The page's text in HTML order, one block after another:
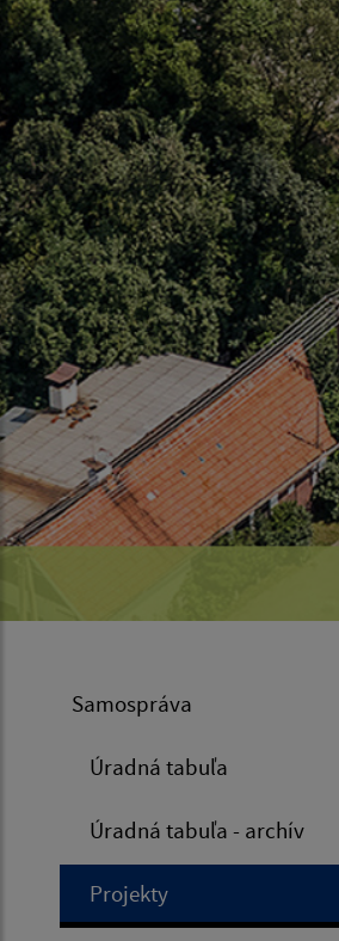
Samospráva
Úradná tabuľa
Úradná tabuľa - archív
Projekty